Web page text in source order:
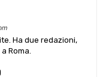
Ha due redazioni,
Roma.